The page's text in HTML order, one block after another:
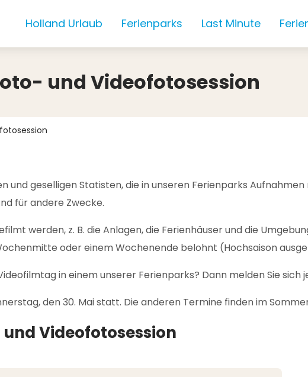
Holland Urlaub Ferienparks Last Minute
und Videofotosession
und geselligen Statisten, die in unseren Ferienparks
für andere Zwecke.
werden, z. B. die Anlagen, die Ferienhäuser und die
oder einem Wochenende belohnt (Hochsaison
in einem unserer Ferienparks? Dann melden Sie
den 30. Mai statt. Die anderen Termine finden im
Videofotosession